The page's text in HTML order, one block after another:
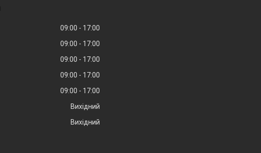
09:00
17:00
09:00
17:00
09:00
17:00
09:00
17:00
09:00
17:00
Вихідний
Вихідний